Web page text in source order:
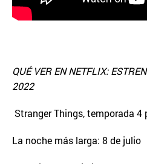
QUÉ VER EN NETFLIX:
2022
Stranger Things, temporada 4
La noche más larga: 8 de julio